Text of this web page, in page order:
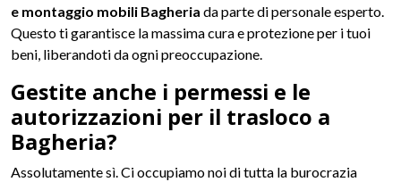
e montaggio mobili Bagheria da parte di personale esperto.
Questo ti garantisce la massima cura e protezione per i tuoi
beni, liberandoti da ogni preoccupazione.
Gestite anche i permessi e le
autorizzazioni per il trasloco a
Bagheria?
Assolutamente sì. Ci occupiamo noi di tutta la burocrazia